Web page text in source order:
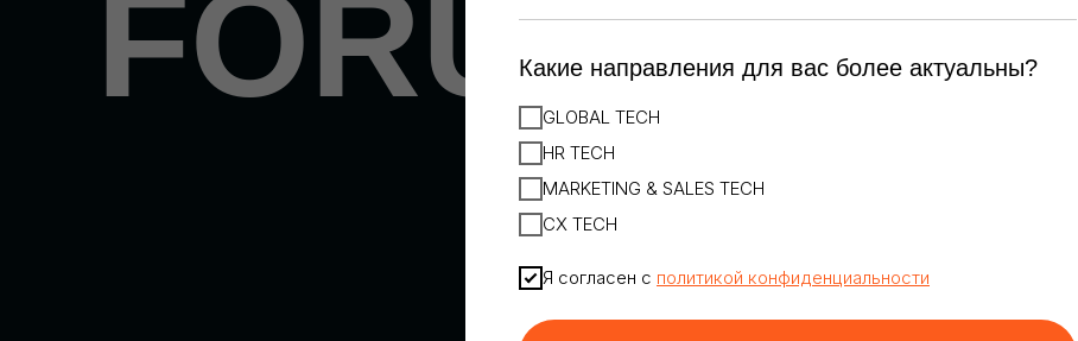
FORUMКакие направления для вас более актуальны?
GLOBAL TECH
HR TECH
MARKETING & SALES TECH
CX TECH
Я согласен с политикой конфиденциальности